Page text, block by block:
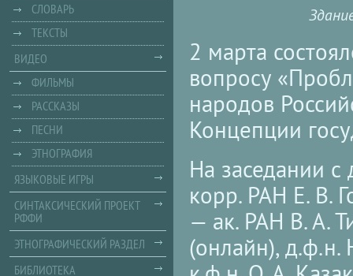
2 марта
вопросу
народов
Концепции
На заседании с
корр. РАН Е. В.
— ак. РАН В. А.
(онлайн), д.ф.н.
СЛОВАРЬ
ТЕКСТЫ
ВИДЕО
ФИЛЬМЫ
РАССКАЗЫ
ПЕСНИ
ЭТНОГРАФИЯ
ЯЗЫКОВЫЕ ИГРЫ
СИНТАКСИЧЕСКИЙ ПРОЕКТ
РФФИ
ЭТНОГРАФИЧЕСКИЙ РАЗДЕЛ
БИБЛИОТЕКА